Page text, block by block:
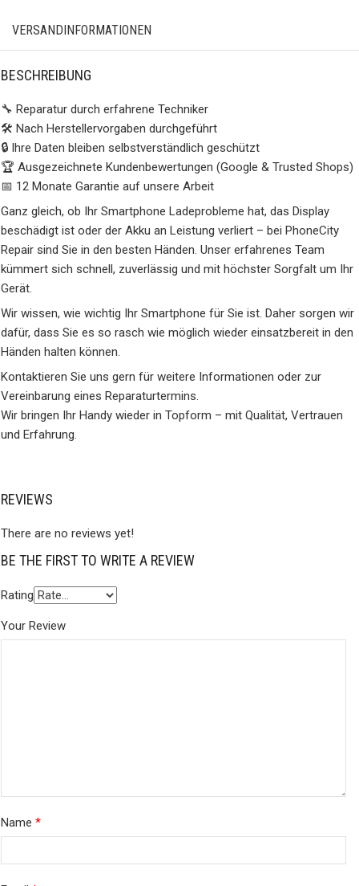
VERSANDINFORMATIONEN
BESCHREIBUNG
🔧 Reparatur durch erfahrene Techniker
🛠️ Nach Herstellervorgaben durchgeführt
🔒 Ihre Daten bleiben selbstverständlich geschützt
🏆 Ausgezeichnete Kundenbewertungen (Google & Trusted Shops)
📅 12 Monate Garantie auf unsere Arbeit
Ganz gleich, ob Ihr Smartphone Ladeprobleme hat, das Display
beschädigt ist oder der Akku an Leistung verliert – bei PhoneCity
Repair sind Sie in den besten Händen. Unser erfahrenes Team
kümmert sich schnell, zuverlässig und mit höchster Sorgfalt um Ihr
Gerät.
Wir wissen, wie wichtig Ihr Smartphone für Sie ist. Daher sorgen wir
dafür, dass Sie es so rasch wie möglich wieder einsatzbereit in den
Händen halten können.
Kontaktieren Sie uns gern für weitere Informationen oder zur
Vereinbarung eines Reparaturtermins.
Wir bringen Ihr Handy wieder in Topform – mit Qualität, Vertrauen
und Erfahrung.
REVIEWS
There are no reviews yet!
BE THE FIRST TO WRITE A REVIEW
Rating
Your Review
Name *